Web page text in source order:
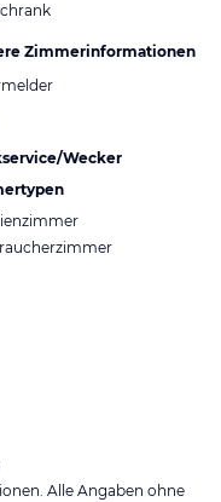
Zimmerinformationen
Wecker
Alle Angaben ohne